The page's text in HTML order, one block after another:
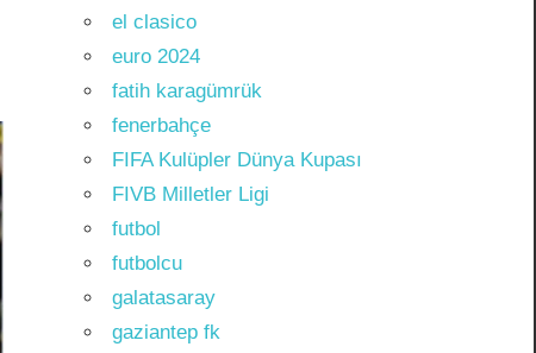
el clasico
euro 2024
fatih karagümrük
fenerbahçe
FIFA Kulüpler Dünya Kupası
FIVB Milletler Ligi
futbol
futbolcu
galatasaray
gaziantep fk